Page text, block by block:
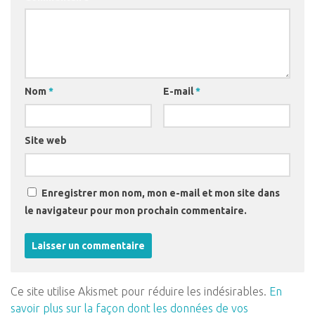
Nom * E-mail*
Site web
Enregistrer mon nom, mon e-mail et mon site dans
le navigateur pour mon prochain commentaire.
Ce site utilise Akismet pour réduire les indésirables. En
savoir plus sur la façon dont les données de vos